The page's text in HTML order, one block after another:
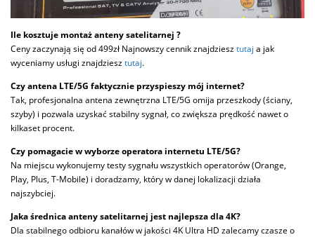
Ile kosztuje montaż anteny satelitarnej ?
Ceny zaczynają się od 499zł Najnowszy cennik znajdziesztutaj a jak
wyceniamy usługi znajdziesztutaj.
Czy antena LTE/5G faktycznie przyspieszy mój internet?
Tak, profesjonalna antena zewnętrzna LTE/5G omija przeszkody (ściany,
szyby) i pozwala uzyskać stabilny sygnał, co zwiększa prędkość nawet o
kilkaset procent.
Czy pomagacie w wyborze operatora internetu LTE/5G?
Na miejscu wykonujemy testy sygnału wszystkich operatorów (Orange,
Play, Plus, T-Mobile) i doradzamy, który w danej lokalizacji działa
najszybciej.
Jaka średnica anteny satelitarnej jest najlepsza dla 4K?
Dla stabilnego odbioru kanałów w jakości 4K Ultra HD zalecamy czasze o